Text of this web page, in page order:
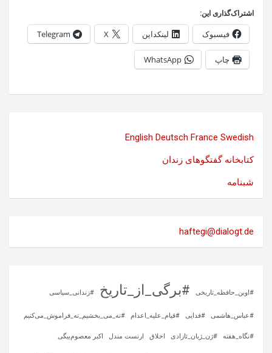
اشتراک‌گذاری این:
فیسبوک لینکداین X
Telegram
چاپ WhatsApp
English Deutsch France Swedish
کتابخانه گفتگوهای زندان
شبنامه
haftegi@dialogt.de
#اوین_حافظه_تاریخی #برگی_از_تاریخ #زندانی_سیاسی
#عباس_هاشمی #فدایی #قیام_علیه_اعدام #نه_می_بخشیم_نه_فراموش_می‌کنیم
#نگاه_هفته #ژن_ژیان_ئازادی اخلاق ارنست مندل اکبر معصوم‌بیگی